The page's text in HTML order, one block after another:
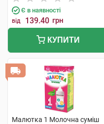
Є в наявності
від 139.40 грн
КУПИТИ
Малютка 1 Молочна суміш